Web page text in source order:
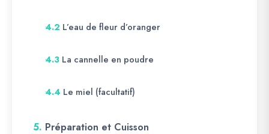
4.2 L’eau de fleur d’oranger
4.3 La cannelle en poudre
4.4 Le miel (facultatif)
5. Préparation et Cuisson